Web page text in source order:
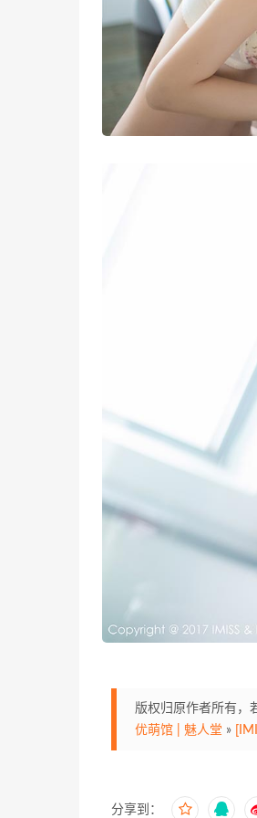
版权归原作者所有，
优萌馆 | 魅人堂 »
分享到：